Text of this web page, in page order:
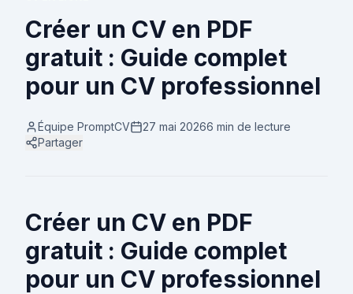
Créer un CV en PDF
gratuit : Guide complet
pour un CV professionnel
Équipe PromptCV 27 mai 20266 min de lecture
Partager
Créer un CV en PDF
gratuit : Guide complet
pour un CV professionnel